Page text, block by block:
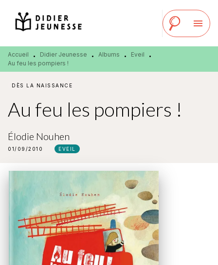
MENU RECHERCHE
PIED DE PAGE
menu
Accueil • Didier Jeunesse • Albums • Eveil
•
Au feu les pompiers !
DÈS LA NAISSANCE
Au feu les pompiers !
Élodie Nouhen
01/09/2010 EVEIL